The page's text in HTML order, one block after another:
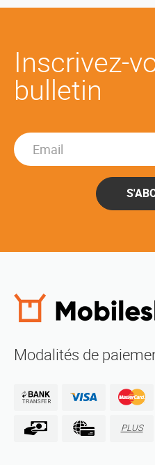
Inscrivez-
bulletin
Modalités de
PLUS